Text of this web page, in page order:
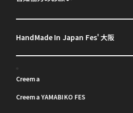
HandMade In Japan Fes' 大阪
Creema
Creema YAMABIKO FES